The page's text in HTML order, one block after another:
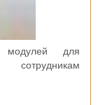
модулей для